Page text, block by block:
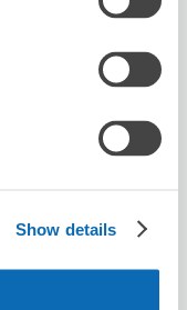
Show details